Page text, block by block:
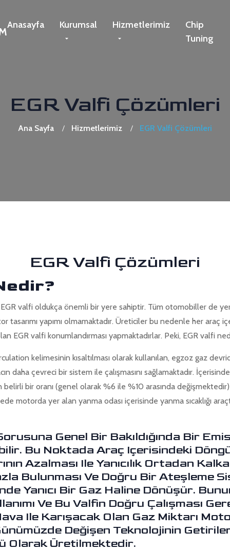
Anasayfa Kurumsal Hizmetlerimiz
Chip
Tuning
EGR Valfi Çözümleri
Ana Sayfa Hizmetlerimiz EGR Valfi Çözümleri
EGR Valfi Çözümleri
valfi oldukça önemli bir yere sahiptir. Tüm otomobiller de
tasarımı yapımı olmamaktadır. Üreticiler bu nedenle her araç
EGR valfi konumlandırması yapmaktadırlar. Peki, EGR valfi
kelimesinin kısaltılması olarak kullanılan, egzoz gaz
daha çevreci bir sistem ile çalışmasını sağlamaktadır.
belirli bir oranı (genel olarak %6 ile %10 arasında
motorda yer alan yanma odası içerisinde yanma sıcaklığı
Genel Bir Bakıldığında Bir
Bu Noktada Araç Içerisindeki
Azalması Ile Yanıcılık Ortadan
Bulunması Ve Doğru Bir Ateşleme
Yanıcı Bir Gaz Haline Dönüşür.
Ve Bu Valfin Doğru Çalışması
Ile Karışacak Olan Gaz Miktarı
Değişen Teknolojinin
Olarak Üretilmektedir.